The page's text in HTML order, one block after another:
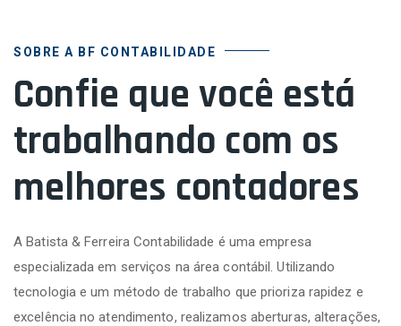
SOBRE A BF CONTABILIDADE
Confie que você está
trabalhando com os
melhores contadores
A Batista & Ferreira Contabilidade é uma empresa
especializada em serviços na área contábil. Utilizando
tecnologia e um método de trabalho que prioriza rapidez e
excelência no atendimento, realizamos aberturas, alterações,